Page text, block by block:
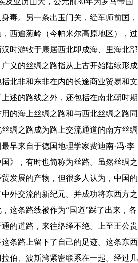
毒。另一条出玉门关，经车师前国，
西逾葱岭（今帕米尔高原地区），过
时游牧于康居西北即成海、里海北部
义的丝绸之路指从上古开始陆续形成
北非和东非在内的长途商业贸易和文
述的路线之外，还包括在南北朝时期
的海上丝绸之路和与西北丝绸之路同
绸之路成为路上交流通道的南方丝绸
早来自于德国地理学家费迪南·冯·李
》，有时也简称为丝路。虽然丝绸之
发展的产物，但很多人认为，中国的
外交流的新纪元。并成功将东西方之
这条路线被作为“国道”踩了出来，各
的道路，来往络绎不绝。上至王公贵
条路上留下了自己的足迹。这条东西
伯、波斯湾紧密联系在一起。经过几